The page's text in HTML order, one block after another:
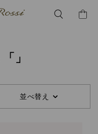
並べ替え